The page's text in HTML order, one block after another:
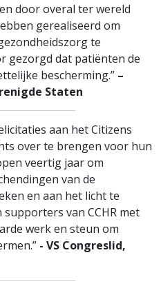
door overal ter wereld
gerealiseerd om
te
gezorgd dat patiënten de
bescherming.” –
Staten
aan het Citizens
over te brengen voor hun
veertig jaar om
van de
en aan het licht te
van CCHR met
werk en steun om
- VS Congreslid,